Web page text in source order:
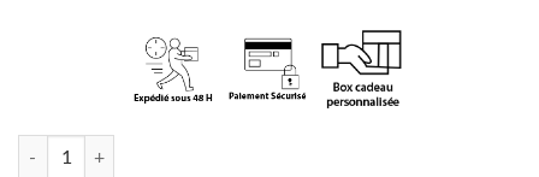
quantité de Porte-clés "Friends"